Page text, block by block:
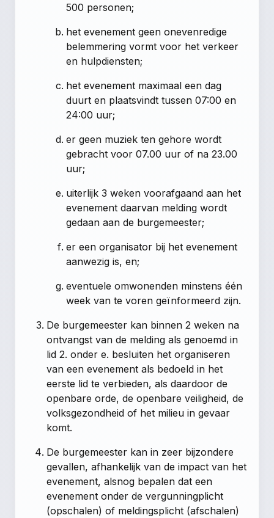
500 personen;
het evenement geen onevenredige
belemmering vormt voor het verkeer
en hulpdiensten;
het evenement maximaal een dag
duurt en plaatsvindt tussen 07:00 en
24:00 uur;
er geen muziek ten gehore wordt
gebracht voor 07.00 uur of na 23.00
uur;
uiterlijk 3 weken voorafgaand aan het
evenement daarvan melding wordt
gedaan aan de burgemeester;
er een organisator bij het evenement
aanwezig is, en;
eventuele omwonenden minstens één
week van te voren geïnformeerd zijn.
De burgemeester kan binnen 2 weken na
ontvangst van de melding als genoemd in
lid 2. onder e. besluiten het organiseren
van een evenement als bedoeld in het
eerste lid te verbieden, als daardoor de
openbare orde, de openbare veiligheid, de
volksgezondheid of het milieu in gevaar
komt.
De burgemeester kan in zeer bijzondere
gevallen, afhankelijk van de impact van het
evenement, alsnog bepalen dat een
evenement onder de vergunningplicht
(opschalen) of meldingsplicht (afschalen)